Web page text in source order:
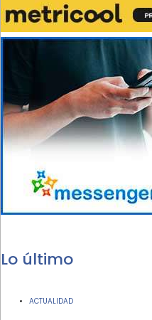
Lo último
ACTUALIDAD